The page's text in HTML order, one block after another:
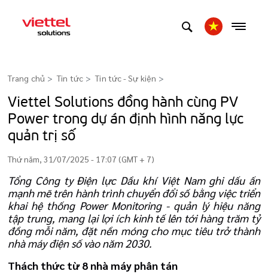
Trang chủ Tin tức Tin tức - Sự kiện >
Viettel Solutions đồng hành cùng PV
Power trong dự án định hình năng lực
quản trị số
Thứ năm, 31/07/2025 - 17:07 (GMT + 7)
Tổng Công ty Điện lực Dầu khí Việt Nam ghi dấu ấn
mạnh mẽ trên hành trình chuyển đổi số bằng việc triển
khai hệ thống Power Monitoring - quản lý hiệu năng
tập trung, mang lại lợi ích kinh tế lên tới hàng trăm tỷ
đồng mỗi năm, đặt nền móng cho mục tiêu trở thành
nhà máy điện số vào năm 2030.
Thách thức từ 8 nhà máy phân tán